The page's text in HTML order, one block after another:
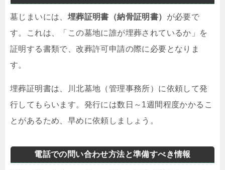
墓じまいには、 埋葬証明書（納骨証明書） が必要で
す。これは、「この墓地に誰が埋葬されているか」を
証明する書類で、改葬許可申請の際に必要となりま
す。
埋葬証明書は、川北墓地（管理事務所）に依頼して発
行してもらいます。発行には数日～1週間程度かかるこ
とがあるため、早めに依頼しましょう。
電話での問い合わせ方法と準備すべき情報